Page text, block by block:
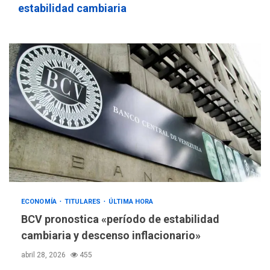
estabilidad cambiaria
ECONOMÍA TITULARES ÚLTIMA HORA
BCV pronostica «período de estabilidad
cambiaria y descenso inflacionario»
abril 28, 2026 455